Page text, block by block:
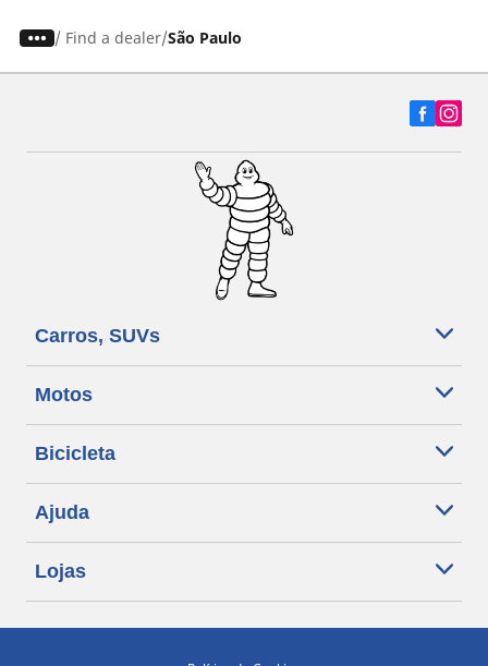
/ Find a dealer São Paulo
Carros, SUVs
Motos
Bicicleta
Ajuda
Lojas